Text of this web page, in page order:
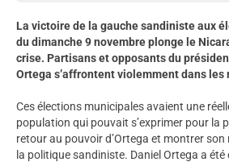
La victoire de la gauche sandiniste aux
du dimanche 9 novembre plonge le
crise. Partisans et opposants du
Ortega s’affrontent violemment dans les
Ces élections municipales avaient une
population qui pouvait s’exprimer pour la
retour au pouvoir d’Ortega et montrer
la politique sandiniste. Daniel Ortega a